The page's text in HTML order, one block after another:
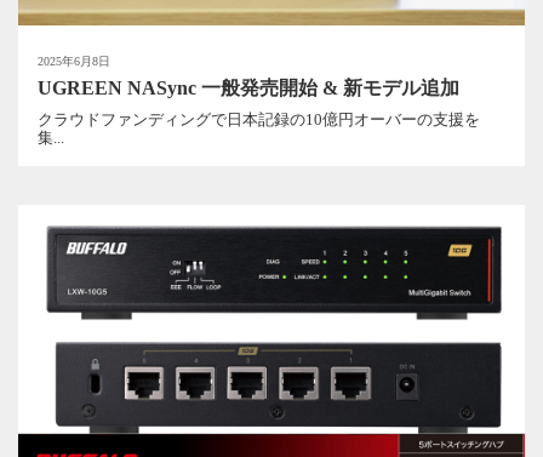
2025年6月8日
UGREEN NASync 一般発売開始 & 新モデル追加
クラウドファンディングで日本記録の10億円オーバーの支援を
集...